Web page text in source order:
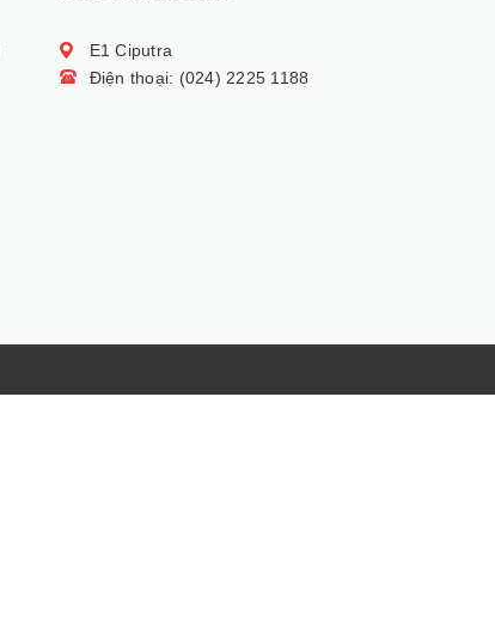
E1 Ciputra
Điện thoại: (024) 2225 1188